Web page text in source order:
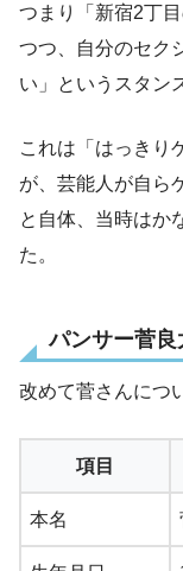
つまり「新宿2丁
つつ、自分のセク
い」というスタン
これは「はっきり
が、芸能人が自ら
と自体、当時はか
た。
パンサー菅
改めて菅さんにつ
項目
本名